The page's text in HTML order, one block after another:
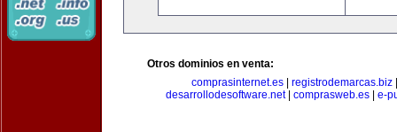
Otros dominios en venta:
comprasinternet.es
registrodemarcas.biz
desarrollodesoftware.net| comprasweb.es| e-